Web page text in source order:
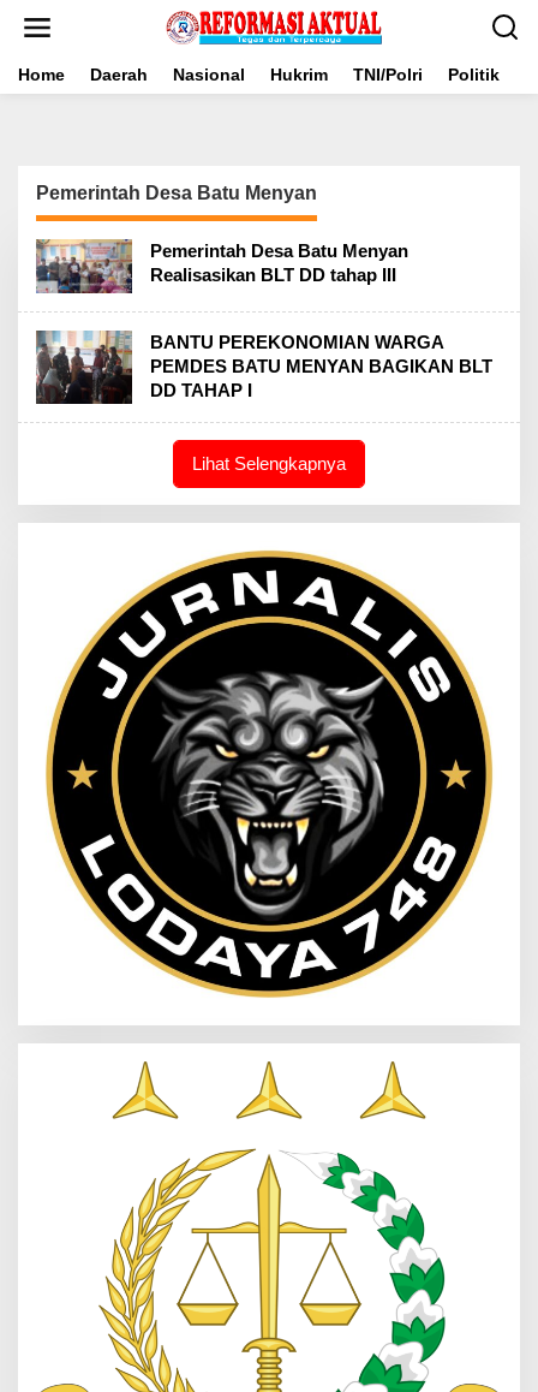
Home Daerah Nasional Hukrim TNI/Polri Politik
Pemerintah Desa Batu Menyan
Pemerintah Desa Batu Menyan
Realisasikan BLT DD tahap III
BANTU PEREKONOMIAN WARGA
PEMDES BATU MENYAN BAGIKAN BLT
DD TAHAP I
Lihat Selengkapnya